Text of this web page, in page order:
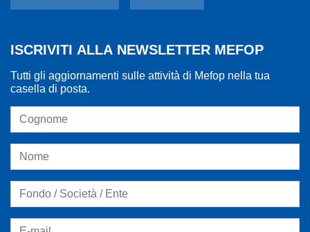
ISCRIVITI ALLA NEWSLETTER MEFOP
Tutti gli aggiornamenti sulle attività di Mefop nella tua
casella di posta.